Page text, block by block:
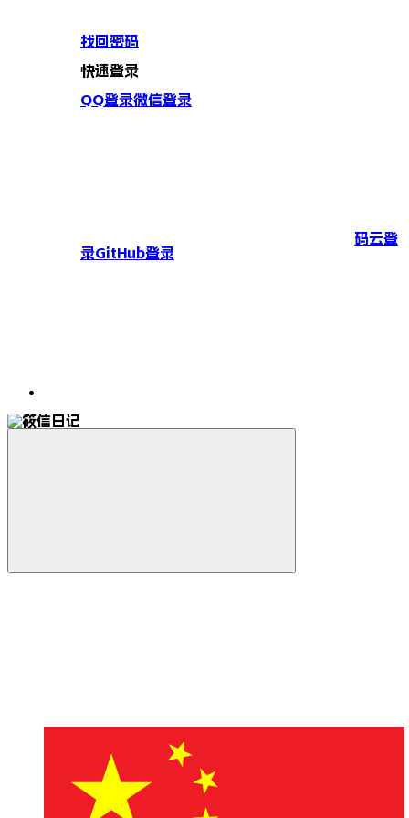
找回密码
快速登录
QQ登录微信登录
码云登
录GitHub登录